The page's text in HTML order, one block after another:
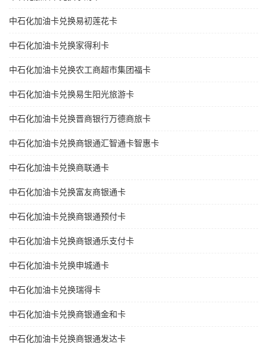
中石化加油卡兑换易初莲花卡
中石化加油卡兑换家得利卡
中石化加油卡兑换农工商超市集团福卡
中石化加油卡兑换易生阳光旅游卡
中石化加油卡兑换晋商银行万德商旅卡
中石化加油卡兑换商银通汇智通卡智惠卡
中石化加油卡兑换商联通卡
中石化加油卡兑换富友商银通卡
中石化加油卡兑换商银通预付卡
中石化加油卡兑换商银通乐支付卡
中石化加油卡兑换申城通卡
中石化加油卡兑换瑞得卡
中石化加油卡兑换商银通金和卡
中石化加油卡兑换商银通发达卡